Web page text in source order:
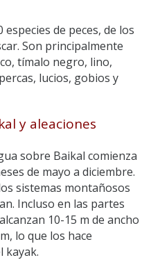
de peces, de los
Son principalmente
tímalo negro, lino,
lucios, gobios y
y aleaciones
sobre Baikal comienza
de mayo a diciembre.
sistemas montañosos
Incluso en las partes
10-15 m de ancho
lo que los hace
kayak.